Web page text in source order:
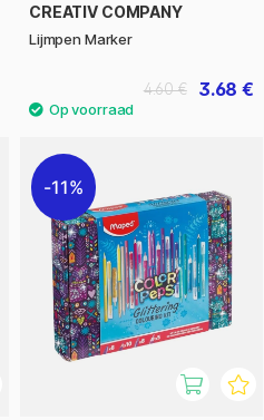
CREATIV COMPANY
Lijmpen Marker
3.68 €
4.60 €
11%